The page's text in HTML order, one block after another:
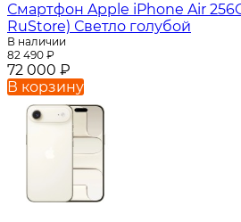
Смартфон Apple iPhone Air 256Gb eSIM (Без
RuStore) Светло голубой
В наличии
82 490 ₽
72 000 ₽
В корзину